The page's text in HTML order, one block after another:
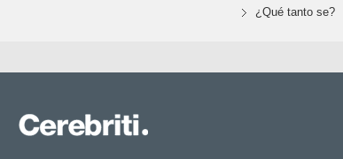
¿Qué tanto se?